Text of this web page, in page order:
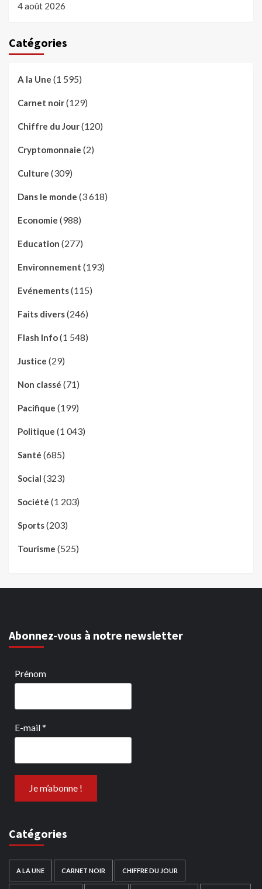
4 août 2026
Catégories
A la Une (1 595)
Carnet noir(129)
Chiffre du Jour(120)
Cryptomonnaie (2)
Culture (309)
Dans le monde (3 618)
Economie (988)
Education (277)
Environnement (193)
Evénements(115)
Faits divers(246)
Flash Info(1 548)
Justice (29)
Non classé (71)
Pacifique (199)
Politique (1 043)
Santé (685)
Social (323)
Société (1 203)
Sports(203)
Tourisme (525)
Abonnez-vous à notre newsletter
Prénom
E-mail*
Catégories
A LA UNE CARNET NOIR CHIFFRE DU JOUR